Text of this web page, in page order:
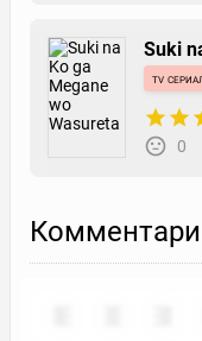
0
Paper
манга
Suki
tv
0